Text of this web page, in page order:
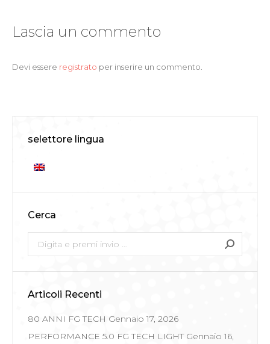
Lascia un commento
Devi essere registrato per inserire un commento.
selettore lingua
Cerca
Search:
Articoli Recenti
80 ANNI FG TECH Gennaio 17, 2026
PERFORMANCE 5.0 FG TECH LIGHT Gennaio 16,